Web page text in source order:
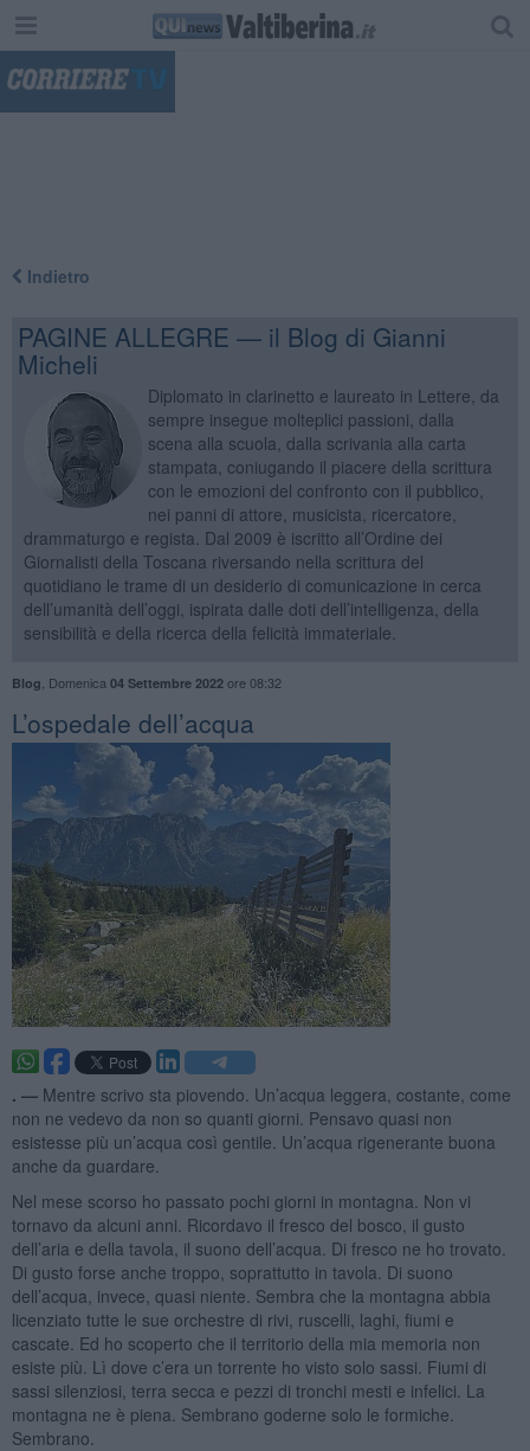
Indietro
PAGINE ALLEGRE — il Blog di Gianni
Micheli
Diplomato in clarinetto e laureato in Lettere, da
sempre insegue molteplici passioni, dalla
scena alla scuola, dalla scrivania alla carta
stampata, coniugando il piacere della scrittura
con le emozioni del confronto con il pubblico,
nei panni di attore, musicista, ricercatore,
drammaturgo e regista. Dal 2009 è iscritto all’Ordine dei
Giornalisti della Toscana riversando nella scrittura del
quotidiano le trame di un desiderio di comunicazione in cerca
dell’umanità dell’oggi, ispirata dalle doti dell’intelligenza, della
sensibilità e della ricerca della felicità immateriale.
Blog Domenica 04 Settembre 2022ore 08:32
​L’ospedale dell’acqua
. — Mentre scrivo sta piovendo. Un’acqua leggera, costante, come
non ne vedevo da non so quanti giorni. Pensavo quasi non
esistesse più un’acqua così gentile. Un’acqua rigenerante buona
anche da guardare.
Nel mese scorso ho passato pochi giorni in montagna. Non vi
tornavo da alcuni anni. Ricordavo il fresco del bosco, il gusto
dell’aria e della tavola, il suono dell’acqua. Di fresco ne ho trovato.
Di gusto forse anche troppo, soprattutto in tavola. Di suono
dell’acqua, invece, quasi niente. Sembra che la montagna abbia
licenziato tutte le sue orchestre di rivi, ruscelli, laghi, fiumi e
cascate. Ed ho scoperto che il territorio della mia memoria non
esiste più. Lì dove c’era un torrente ho visto solo sassi. Fiumi di
sassi silenziosi, terra secca e pezzi di tronchi mesti e infelici. La
montagna ne è piena. Sembrano goderne solo le formiche.
Sembrano.